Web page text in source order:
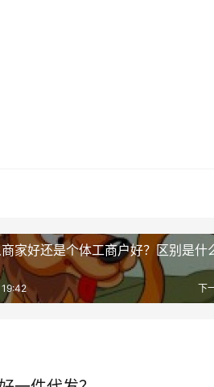
，分为3-6万元两档，各一级类目
常是次年的1月份会直接返还到账
年销售额两项指标，返还的比例为
家好还是个体工商户好？区别是什
下